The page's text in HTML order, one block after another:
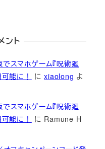
ント
スマホゲーム『呪術廻
能に！
にxiaolong よ
スマホゲーム『呪術廻
能に！
に Ramune H